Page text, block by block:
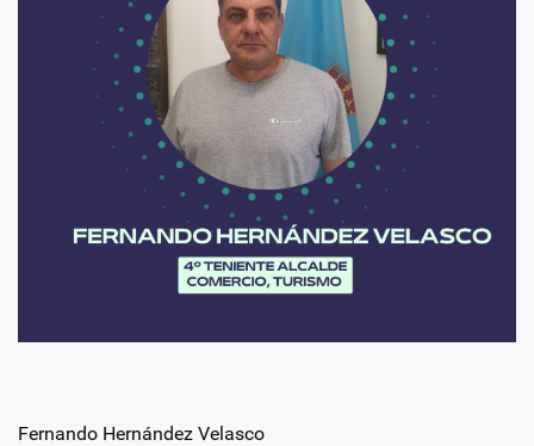
Fernando Hernández Velasco